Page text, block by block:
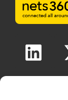
Copyright